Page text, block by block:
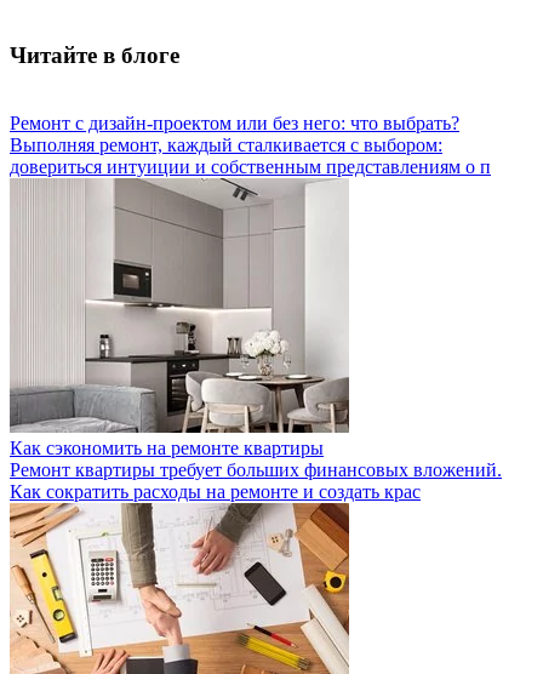
Читайте в блоге
Ремонт с дизайн-проектом или без него: что выбрать?
Выполняя ремонт, каждый сталкивается с выбором:
довериться интуиции и собственным представлениям о п
Как сэкономить на ремонте квартиры
Ремонт квартиры требует больших финансовых вложений.
Как сократить расходы на ремонте и создать крас